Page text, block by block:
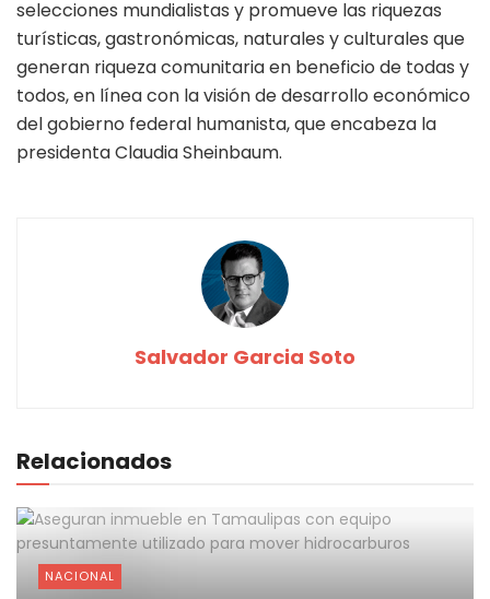
selecciones mundialistas y promueve las riquezas
turísticas, gastronómicas, naturales y culturales que
generan riqueza comunitaria en beneficio de todas y
todos, en línea con la visión de desarrollo económico
del gobierno federal humanista, que encabeza la
presidenta Claudia Sheinbaum.
Salvador Garcia Soto
Relacionados
NACIONAL